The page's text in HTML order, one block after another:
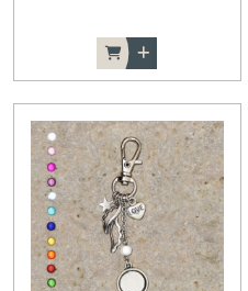
cabochon
Porte-
clés
bronze
support
cabochon
(6)